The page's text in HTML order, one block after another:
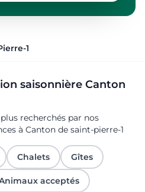
1
saisonnière Canton
recherchés par nos
à Canton de saint-pierre-1
Chalets Gîtes
acceptés